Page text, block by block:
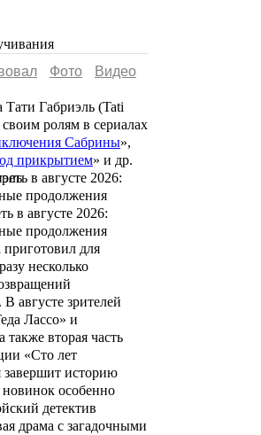
Фото
Видеo
Тати Габриэль (Tati
своим ролям в сериалах
Сабрины»,
прикрытием» и др.
в августе 2026:
продолжения
для
несколько
августе зрителей
Лассо» и
вторая часть
«Сто лет
завершит историю
особенно
детектив
драма с загадочными